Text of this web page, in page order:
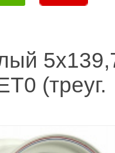
(треуг.